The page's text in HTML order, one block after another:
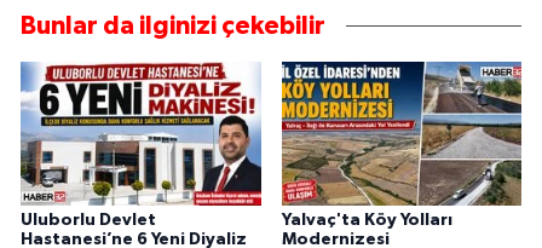
Bunlar da ilginizi çekebilir
Uluborlu Devlet
Hastanesi’ne 6 Yeni Diyaliz
Yalvaç'ta Köy Yolları
Modernizesi